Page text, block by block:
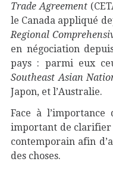
Trade Agreement
le Canada appliqué
Regional
en négociation
pays : parmi eux
Southeast Asian
Japon, et l’Australie.
Face à
important de clarifier
contemporain afin
des choses.